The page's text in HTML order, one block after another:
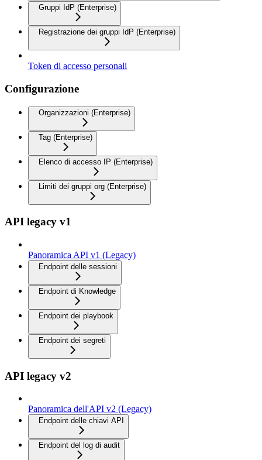
Gruppi IdP (Enterprise)
Registrazione dei gruppi IdP (Enterprise)
Token di accesso personali
Configurazione
Organizzazioni (Enterprise)
Tag (Enterprise)
Elenco di accesso IP (Enterprise)
Limiti dei gruppi org (Enterprise)
API legacy v1
Panoramica API v1 (Legacy)
Endpoint delle sessioni
Endpoint di Knowledge
Endpoint dei playbook
Endpoint dei segreti
API legacy v2
Panoramica dell'API v2 (Legacy)
Endpoint delle chiavi API
Endpoint del log di audit